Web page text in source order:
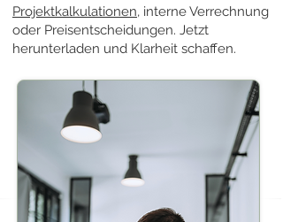
Projektkalkulationen, interne Verrechnung
oder Preisentscheidungen. Jetzt
herunterladen und Klarheit schaffen.